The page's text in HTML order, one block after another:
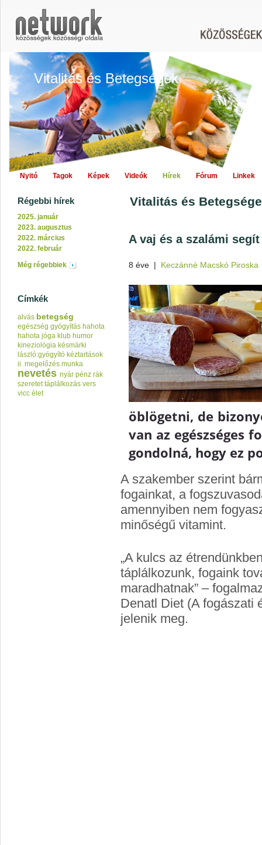
Vitalitás és Betegségek
Nyitó Tagok Képek Videók Hírek Fórum Linkek
Régebbi hírek
2025. január
2023. augusztus
2022. március
2022. február
Még régebbiek
Címkék
alvás betegség
egészség gyógyítás hahota
hahota jóga klub humor
kineziológia késmárki
lászló:gyógyító kéztartások
ii. megelőzés munka
nevetés nyár pénz rák
szeretet táplálkozás vers
vicc élet
Vitalitás és
A vaj és a szalámi
8 éve | Keczánné Macskó Piroska
öblögetni, de
van az egészséges
gondolná, hogy ez
A szakember szerint
fogainkat, a
amennyiben nem
minőségű vitamint.
„A kulcs az
táplálkozunk, fogaink
maradhatnak” –
Denatl Diet (A fogászati
jelenik meg.